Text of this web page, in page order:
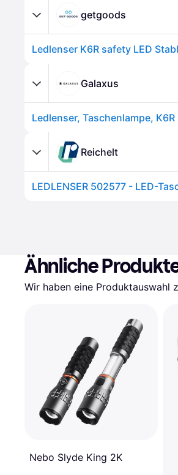
getgoods
Galaxus
Ledlenser, Taschenlampe,
Reichelt
LEDLENSER 502577 - LED-
Ähnliche
Wir haben eine Produktauswahl
Nebo Slyde King 2K